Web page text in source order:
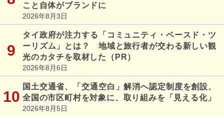
こと自体がブランドに
2026年8月3日
タイ政府が注力する「コミュニティ・ベースド・ツ
ーリズム」とは？ 地域と旅行者が交わる新しい観
光のカタチを取材した（PR）
2026年8月6日
国土交通省、「交通空白」解消へ認定制度を創設、
全国の市区町村を対象に、取り組みを「見える化」
2026年8月5日